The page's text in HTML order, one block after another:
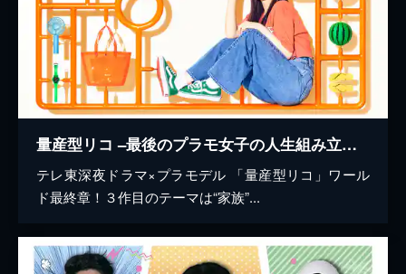
量産型リコ –最後のプラモ女子の人生組み立て記-
テレ東深夜ドラマ×プラモデル 「量産型リコ」ワール
ド最終章！３作目のテーマは“家族”...